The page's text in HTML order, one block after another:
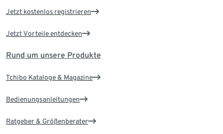
Jetzt kostenlos registrieren
Jetzt Vorteile entdecken
Rund um unsere Produkte
Tchibo Kataloge & Magazine
Bedienungsanleitungen
Ratgeber & Größenberater